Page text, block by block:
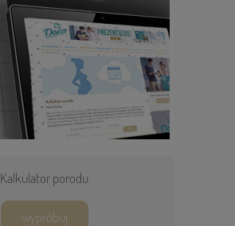
Kalkulator porodu
wypróbuj